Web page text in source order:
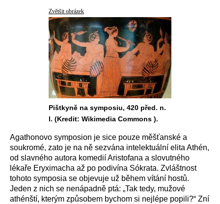
Zvětšit obrázek
Pištkyně na symposiu, 420 před. n.
l. (Kredit: Wikimedia Commons ).
Agathonovo symposion je sice pouze měšťanské a
soukromé, zato je na ně sezvána intelektuální elita Athén,
od slavného autora komedií Aristofana a slovutného
lékaře Eryximacha až po podivína Sókrata. Zvláštnost
tohoto symposia se objevuje už během vítání hostů.
Jeden z nich se nenápadně ptá: „Tak tedy, mužové
athénští, kterým způsobem bychom si nejlépe popili?“ Zní